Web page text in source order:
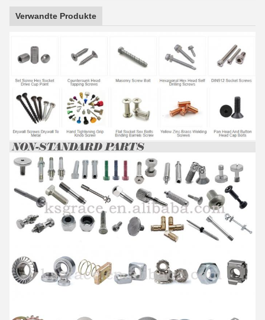
Verwandte Produkte